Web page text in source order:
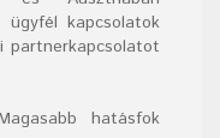
kapcsolatok
hatásfok